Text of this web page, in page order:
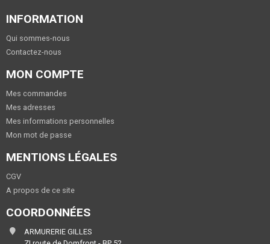
INFORMATION
Qui sommes-nous
Contactez-nous
MON COMPTE
Mes commandes
Mes adresses
Mes informations personnelles
Mon mot de passe
MENTIONS LÉGALES
CGV
A propos de ce site
COORDONNÉES
ARMURERIE GILLES